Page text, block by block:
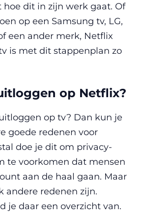
hoe dit in zijn werk gaat. Of
op een Samsung tv, LG,
een ander merk, Netflix
is met dit stappenplan zo
op Netflix?
op tv? Dan kun je
goede redenen voor
doe je dit om privacy-
te voorkomen dat mensen
aan de haal gaan. Maar
andere redenen zijn.
je daar een overzicht van.